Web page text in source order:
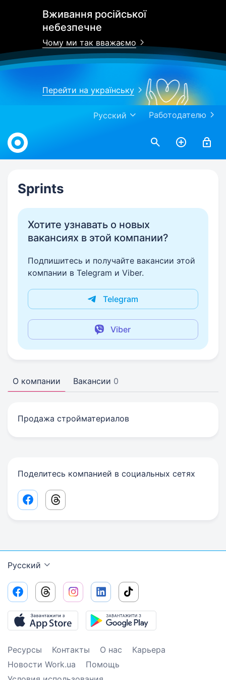
Вживання російської
небезпечне
Чому ми так вважаємо
Перейти на українську
Работодателю
Русский
Work.ua
Sprints
Хотите узнавать о новых
вакансиях в этой компании?
Подпишитесь и получайте вакансии этой
компании в Telegram и Viber.
Telegram
Viber
О компании Вакансии 0
Продажа стройматериалов
Поделитесь компанией в социальных сетях
Facebook share link
Threads share link
Русский
Ресурсы Контакты О нас
Карьера
Новости Work.ua
Помощь